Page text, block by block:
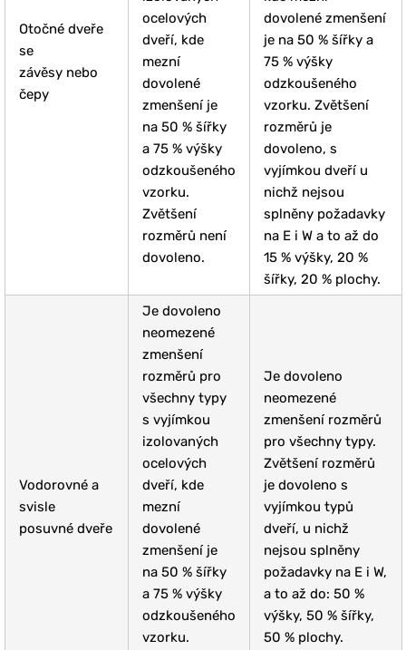
Otočné dveře
se
závěsy nebo
čepy
ocelových
dveří, kde
mezní
dovolené
zmenšení je
na 50 % šířky
a 75 % výšky
odzkoušeného
vzorku.
Zvětšení
rozměrů není
dovoleno.
dovolené zmenšení
je na 50 % šířky a
75 % výšky
odzkoušeného
vzorku. Zvětšení
rozměrů je
dovoleno, s
vyjímkou dveří u
nichž nejsou
splněny požadavky
na E i W a to až do
15 % výšky, 20 %
šířky, 20 % plochy.
Vodorovné a
svisle
posuvné dveře
Je dovoleno
neomezené
zmenšení
rozměrů pro
všechny typy
s vyjímkou
izolovaných
ocelových
dveří, kde
mezní
dovolené
zmenšení je
na 50 % šířky
a 75 % výšky
odzkoušeného
vzorku.
Je dovoleno
neomezené
zmenšení rozměrů
pro všechny typy.
Zvětšení rozměrů
je dovoleno s
vyjímkou typů
dveří, u nichž
nejsou splněny
požadavky na E i W,
a to až do: 50 %
výšky, 50 % šířky,
50 % plochy.